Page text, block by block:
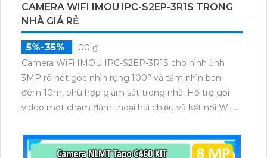
CAMERA WIFI IMOU IPC-S2EP-3R1S TRONG
NHÀ GIÁ RẺ
5%-35%
00 ₫
Camera WiFi IMOU IPC-S2EP-3R1S cho hình ảnh
3MP rõ nét góc nhìn rộng 100° và tầm nhìn ban
đêm 10m, phù hợp giám sát trong nhà. Hỗ trợ gọi
video một chạm đàm thoại hai chiều và kết nối Wi-Fi
microSD tối đa 256GB hoặc lưu đám mây dễ lắp đặt
cho gia đình và văn phòng nhỏ.